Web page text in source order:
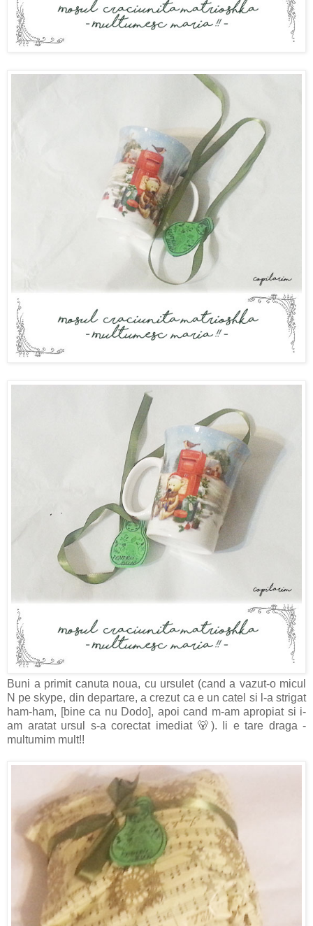
Buni a primit canuta noua, cu ursulet (cand a vazut-o micul
N pe skype, din departare, a crezut ca e un catel si l-a strigat
ham-ham, [bine ca nu Dodo], apoi cand m-am apropiat si i-
am aratat ursul s-a corectat imediat 🐻). Ii e tare draga -
multumim mult!!